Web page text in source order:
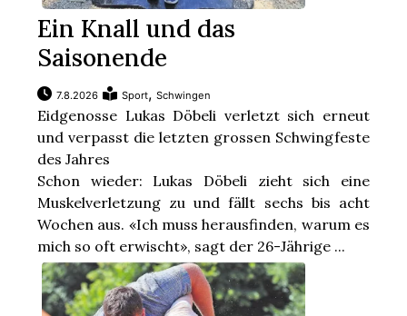
Ein Knall und das
Saisonende
7.8.2026 Sport,Schwingen
Eidgenosse Lukas Döbeli verletzt sich erneut
und verpasst die letzten grossen Schwingfeste
des Jahres
Schon wieder: Lukas Döbeli zieht sich eine
Muskelverletzung zu und fällt sechs bis acht
Wochen aus. «Ich muss herausfinden, warum es
mich so oft erwischt», sagt der 26-Jährige ...